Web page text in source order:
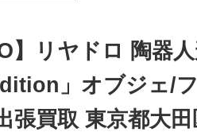
】リヤドロ 陶器
」オブジェ/
張買取 東京都大田